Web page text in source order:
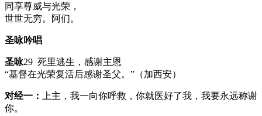
同享尊威与光荣，
世世无穷。阿们。
圣咏吟唱
圣咏29 死里逃生，感谢主恩
“基督在光荣复活后感谢圣父。”（加西安）
对经一：
上主，我一向你呼救，你就医好了我，我要永远称谢
你。